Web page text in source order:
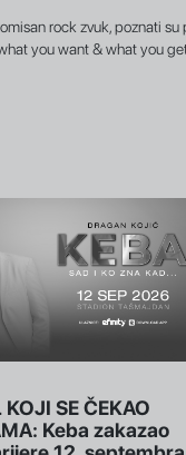
rock zvuk, poznati
you want & what you
KOJI SE ČEKAO
Keba zakazao